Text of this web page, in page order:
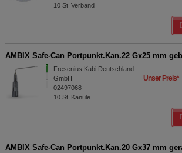
10 St Verband
AMBIX Safe-Can Portpunkt.Kan.22 Gx25 mm
Fresenius Kabi Deutschland
GmbH
02497068
10 St Kanüle
Unser Preis*
AMBIX Safe-Can Portpunkt.Kan.20 Gx37 mm